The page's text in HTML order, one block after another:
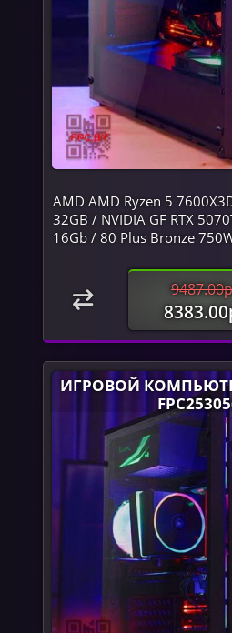
AMD AMD Ryzen 5
32GB / NVIDIA GF RTX
16Gb / 80 Plus Bronze
ИГРОВОЙ